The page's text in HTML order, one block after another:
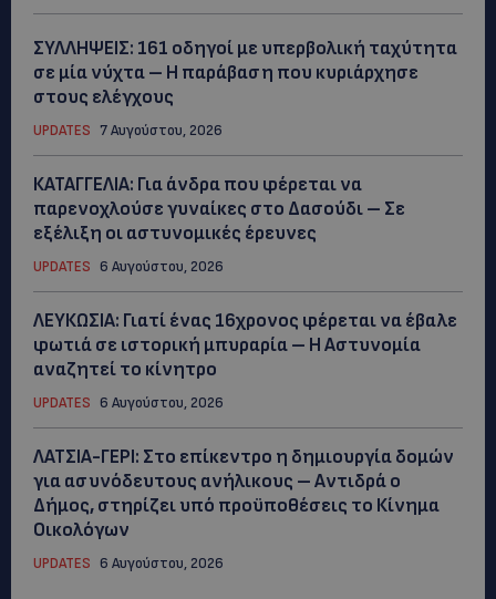
ΣΥΛΛΗΨΕΙΣ: 161 οδηγοί με υπερβολική ταχύτητα
σε μία νύχτα – Η παράβαση που κυριάρχησε
στους ελέγχους
UPDATES 7 Αυγούστου, 2026
ΚΑΤΑΓΓΕΛΙΑ: Για άνδρα που φέρεται να
παρενοχλούσε γυναίκες στο Δασούδι – Σε
εξέλιξη οι αστυνομικές έρευνες
UPDATES 6 Αυγούστου, 2026
ΛΕΥΚΩΣΙΑ: Γιατί ένας 16χρονος φέρεται να έβαλε
φωτιά σε ιστορική μπυραρία – Η Αστυνομία
αναζητεί το κίνητρο
UPDATES 6 Αυγούστου, 2026
ΛΑΤΣΙΑ-ΓΕΡΙ: Στο επίκεντρο η δημιουργία δομών
για ασυνόδευτους ανήλικους – Αντιδρά ο
Δήμος, στηρίζει υπό προϋποθέσεις το Κίνημα
Οικολόγων
UPDATES 6 Αυγούστου, 2026